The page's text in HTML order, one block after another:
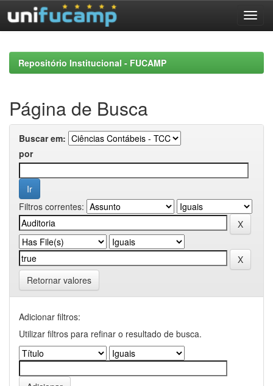
navigationRepositório Institucional - FUCAMP
Página de Busca
Buscar em:
por
Filtros correntes:
Retornar valores
Adicionar filtros:
Utilizar filtros para refinar o resultado de busca.